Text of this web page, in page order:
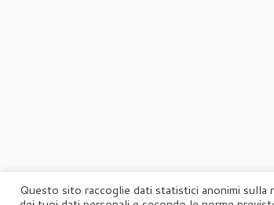
Questo sito raccoglie dati statistici anonimi